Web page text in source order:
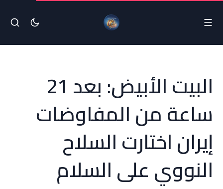
البيت الأبيض: بعد 21
ساعة من المفاوضات
إيران اختارت السلاح
النووي على السلام